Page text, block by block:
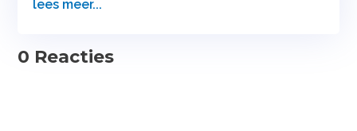
lees meer...
0 Reacties